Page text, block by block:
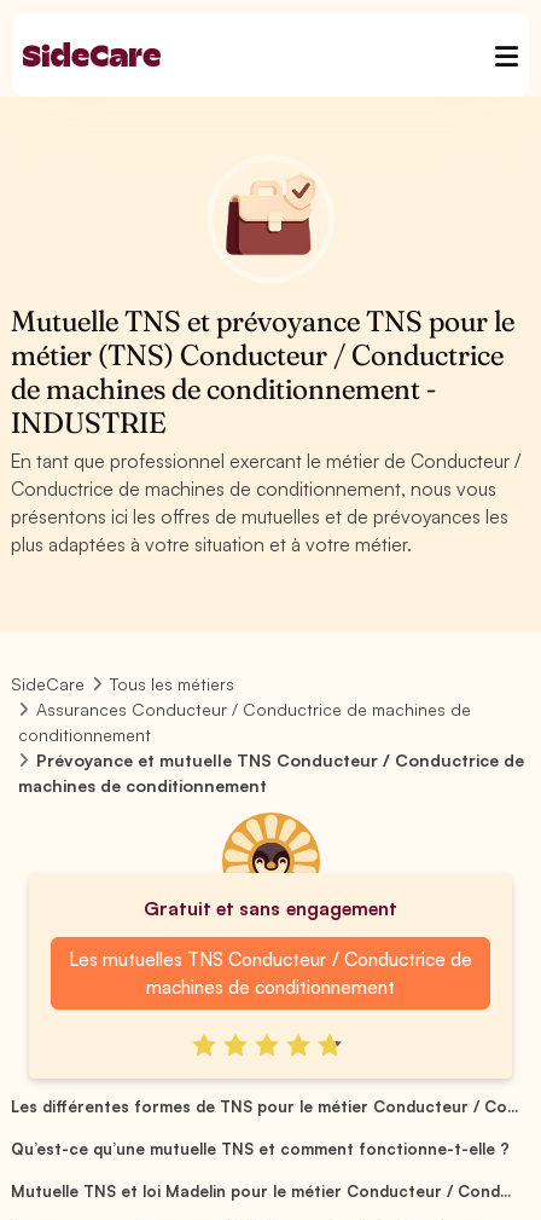
Mutuelle TNS et prévoyance TNS pour le
métier (TNS) Conducteur / Conductrice
de machines de conditionnement -
INDUSTRIE
En tant que professionnel exercant le métier de Conducteur /
Conductrice de machines de conditionnement, nous vous
présentons ici les offres de mutuelles et de prévoyances les
plus adaptées à votre situation et à votre métier.
SideCare
Tous les métiers
Assurances Conducteur / Conductrice de machines de
conditionnement
Prévoyance et mutuelle TNS Conducteur / Conductrice de
machines de conditionnement
Gratuit et sans engagement
Les mutuelles TNS Conducteur / Conductrice de
machines de conditionnement
Les différentes formes de TNS pour le métier Conducteur / Co...
Qu’est-ce qu’une mutuelle TNS et comment fonctionne-t-elle ?
Mutuelle TNS et loi Madelin pour le métier Conducteur / Cond...